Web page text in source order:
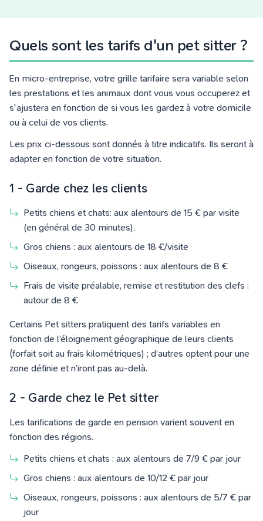
Quels sont les tarifs d'un pet sitter ?
En micro-entreprise, votre grille tarifaire sera variable selon
les prestations et les animaux dont vous vous occuperez et
s'ajustera en fonction de si vous les gardez à votre domicile
ou à celui de vos clients.
Les prix ci-dessous sont donnés à titre indicatifs. Ils seront à
adapter en fonction de votre situation.
1 - Garde chez les clients
Petits chiens et chats: aux alentours de 15 € par visite
(en général de 30 minutes).
Gros chiens : aux alentours de 18 €/visite
Oiseaux, rongeurs, poissons : aux alentours de 8 €
Frais de visite préalable, remise et restitution des clefs :
autour de 8 €
Certains Pet sitters pratiquent des tarifs variables en
fonction de l’éloignement géographique de leurs clients
(forfait soit au frais kilométriques) ; d’autres optent pour une
zone définie et n’iront pas au-delà.
2 - Garde chez le Pet sitter
Les tarifications de garde en pension varient souvent en
fonction des régions.
Petits chiens et chats : aux alentours de 7/9 € par jour
Gros chiens : aux alentours de 10/12 € par jour
Oiseaux, rongeurs, poissons : aux alentours de 5/7 € par
jour